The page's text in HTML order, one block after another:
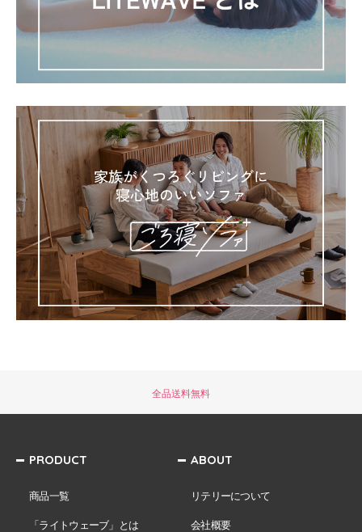
全品送料無料
PRODUCT
商品一覧
「ライトウェーブ」とは
ABOUT
リテリーについて
会社概要